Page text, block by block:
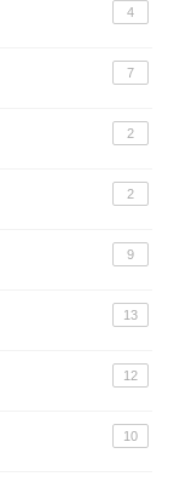
4
7
2
2
9
13
12
10